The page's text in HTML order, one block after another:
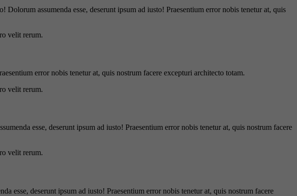
assumenda esse, deserunt ipsum ad iusto! Praesentium error nobis tenetur at, quis
velit rerum.
error nobis tenetur at, quis nostrum facere excepturi architecto totam.
velit rerum.
esse, deserunt ipsum ad iusto! Praesentium error nobis tenetur at, quis nostrum facere
velit rerum.
esse, deserunt ipsum ad iusto! Praesentium error nobis tenetur at, quis nostrum facere